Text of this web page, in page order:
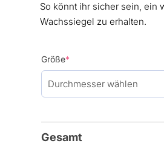
So könnt ihr sicher sein, ein
Wachssiegel zu erhalten.
Größe*(required)
Gesamt